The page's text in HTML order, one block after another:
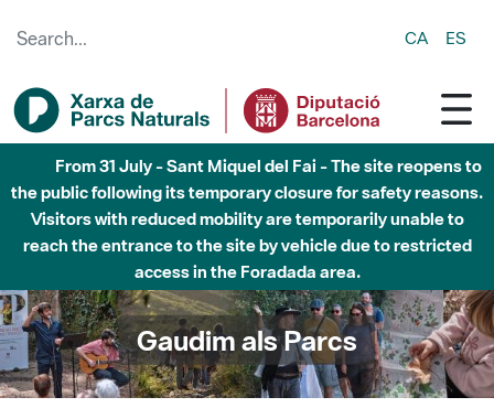
CA ES
From 31 July - Sant Miquel del Fai - The site reopens to
the public following its temporary closure for safety reasons.
Visitors with reduced mobility are temporarily unable to
reach the entrance to the site by vehicle due to restricted
access in the Foradada area.
Gaudim als Parcs